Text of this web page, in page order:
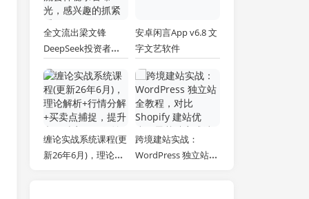
全文流出梁文锋
DeepSeek投资者交
感兴趣的抓紧看
安卓闲言App v6.8 文
字文艺软件
缠论实战系统课程(更
新26年6月)，理论解
跨境建站实战：
WordPress 独立站全